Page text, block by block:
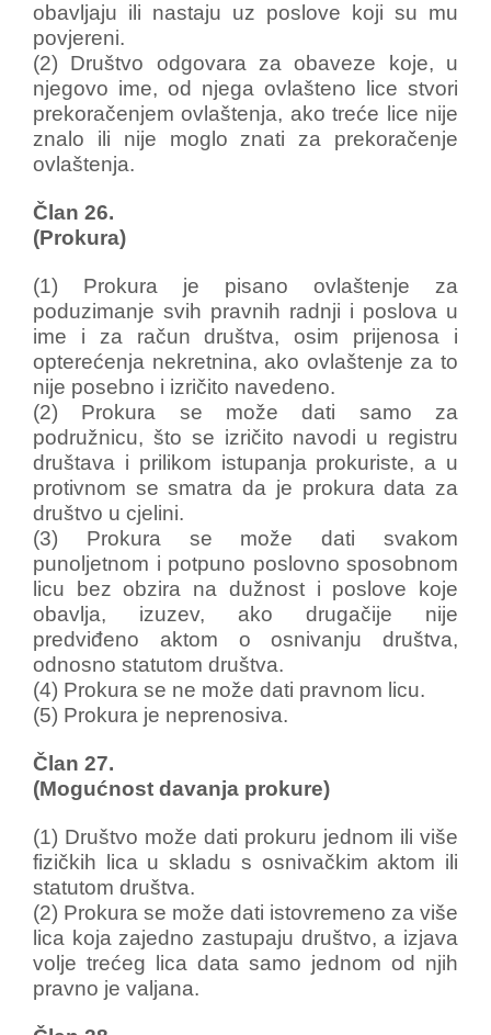
obavljaju ili nastaju uz poslove koji su mu
povjereni.
(2) Društvo odgovara za obaveze koje, u
njegovo ime, od njega ovlašteno lice stvori
prekoračenjem ovlaštenja, ako treće lice nije
znalo ili nije moglo znati za prekoračenje
ovlaštenja.
Član 26.
(Prokura)
(1) Prokura je pisano ovlaštenje za
poduzimanje svih pravnih radnji i poslova u
ime i za račun društva, osim prijenosa i
opterećenja nekretnina, ako ovlaštenje za to
nije posebno i izričito navedeno.
(2) Prokura se može dati samo za
podružnicu, što se izričito navodi u registru
društava i prilikom istupanja prokuriste, a u
protivnom se smatra da je prokura data za
društvo u cjelini.
(3) Prokura se može dati svakom
punoljetnom i potpuno poslovno sposobnom
licu bez obzira na dužnost i poslove koje
obavlja, izuzev, ako drugačije nije
predviđeno aktom o osnivanju društva,
odnosno statutom društva.
(4) Prokura se ne može dati pravnom licu.
(5) Prokura je neprenosiva.
Član 27.
(Mogućnost davanja prokure)
(1) Društvo može dati prokuru jednom ili više
fizičkih lica u skladu s osnivačkim aktom ili
statutom društva.
(2) Prokura se može dati istovremeno za više
lica koja zajedno zastupaju društvo, a izjava
volje trećeg lica data samo jednom od njih
pravno je valjana.